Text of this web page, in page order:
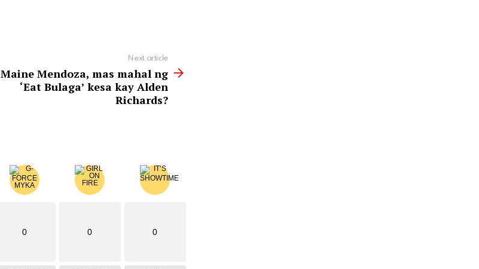
Next article
Maine Mendoza, mas mahal ng
‘Eat Bulaga’ kesa kay Alden
Richards?
0 0 0